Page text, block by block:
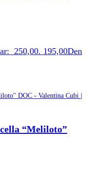
250,00. 195,00Den
“Meliloto”